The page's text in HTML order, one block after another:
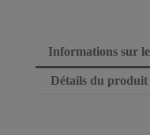
Informations sur
Détails du produit